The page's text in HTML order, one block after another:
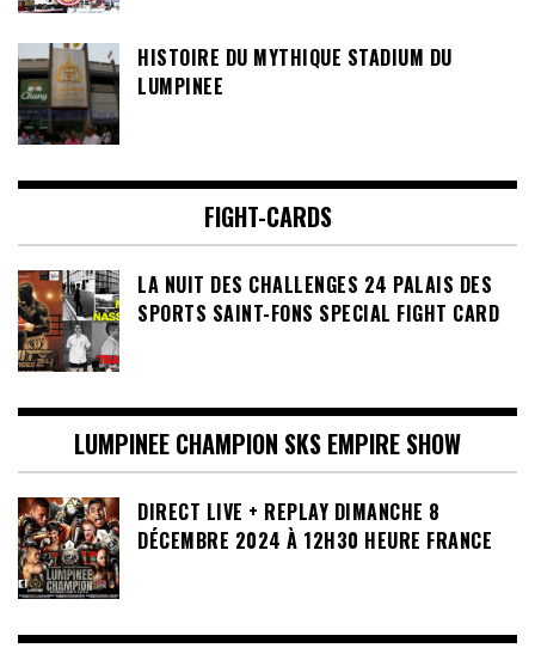
HISTOIRE DU MYTHIQUE STADIUM DU
LUMPINEE
FIGHT-CARDS
LA NUIT DES CHALLENGES 24 PALAIS DES
SPORTS SAINT-FONS SPECIAL FIGHT CARD
LUMPINEE CHAMPION SKS EMPIRE SHOW
DIRECT LIVE + REPLAY DIMANCHE 8
DÉCEMBRE 2024 À 12H30 HEURE FRANCE